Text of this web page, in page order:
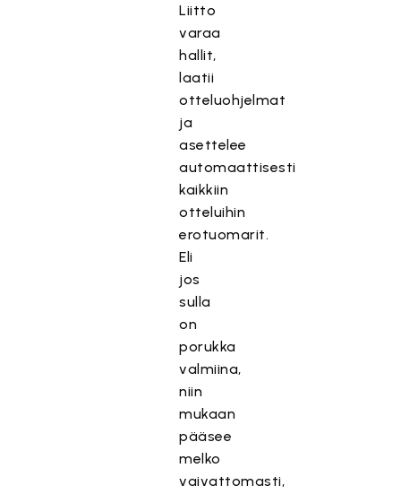
Liitto
varaa
hallit,
laatii
otteluohjelmat
ja
asettelee
automaattisesti
kaikkiin
otteluihin
erotuomarit.
Eli
jos
sulla
on
porukka
valmiina,
niin
mukaan
pääsee
melko
vaivattomasti,